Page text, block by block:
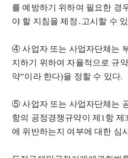
를 예방하기 위하여 필요한 경
야 할 지침을 제정․고시할 수
④ 사업자 또는 사업자단체는
지하기 위하여 자율적으로 규
약”이라 한다)을 정할 수 있다.
⑤ 사업자 또는 사업자단체는
항의 공정경쟁규약이 제1항 제
에 위반하는지 여부에 대한 심